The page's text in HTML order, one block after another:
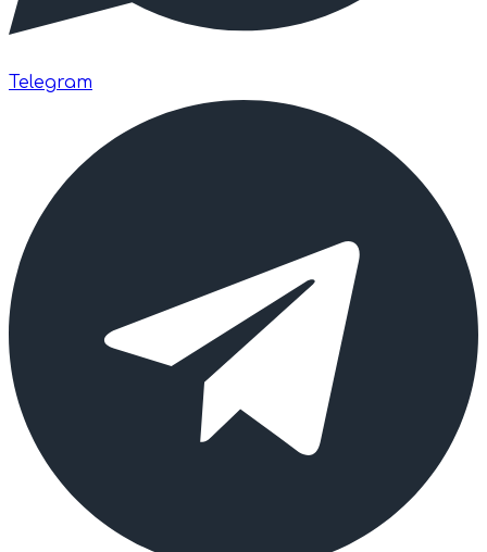
Telegram